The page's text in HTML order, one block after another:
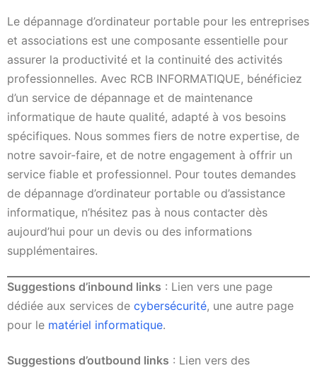
Le dépannage d’ordinateur portable pour les entreprises
et associations est une composante essentielle pour
assurer la productivité et la continuité des activités
professionnelles. Avec RCB INFORMATIQUE, bénéficiez
d’un service de dépannage et de maintenance
informatique de haute qualité, adapté à vos besoins
spécifiques. Nous sommes fiers de notre expertise, de
notre savoir-faire, et de notre engagement à offrir un
service fiable et professionnel. Pour toutes demandes
de dépannage d’ordinateur portable ou d’assistance
informatique, n’hésitez pas à nous contacter dès
aujourd’hui pour un devis ou des informations
supplémentaires.
Suggestions d’inbound links : Lien vers une page
dédiée aux services de cybersécurité, une autre page
pour le matériel informatique.
Suggestions d’outbound links : Lien vers des